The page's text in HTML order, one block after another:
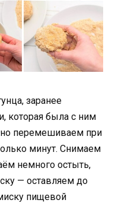
заранее
которая была с ним
перемешиваем при
минут. Снимаем
немного остыть,
— оставляем до
пищевой